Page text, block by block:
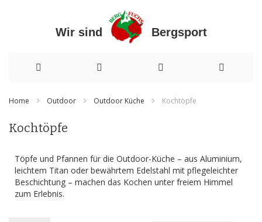
Wir sind Bergsport
Inhalt
Home Outdoor Outdoor Küche Kochtöpfe
Kochtöpfe
Töpfe und Pfannen für die Outdoor-Küche – aus Aluminium,
leichtem Titan oder bewährtem Edelstahl mit pflegeleichter
Beschichtung – machen das Kochen unter freiem Himmel
zum Erlebnis.